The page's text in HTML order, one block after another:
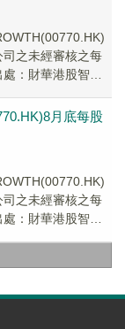
之未經審核之每
：財華港股智能
月底每股
之未經審核之每
：財華港股智能